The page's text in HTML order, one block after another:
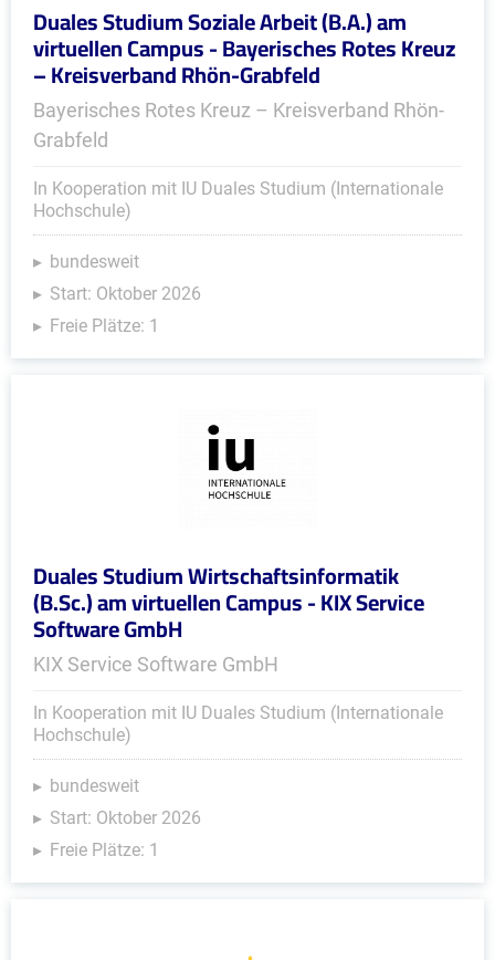
Duales Studium Soziale Arbeit (B.A.) am
virtuellen Campus - Bayerisches Rotes Kreuz
– Kreisverband Rhön-Grabfeld
Bayerisches Rotes Kreuz – Kreisverband Rhön-
Grabfeld
In Kooperation mit IU Duales Studium (Internationale
Hochschule)
bundesweit
Start: Oktober 2026
Freie Plätze: 1
Duales Studium Wirtschaftsinformatik
(B.Sc.) am virtuellen Campus - KIX Service
Software GmbH
KIX Service Software GmbH
In Kooperation mit IU Duales Studium (Internationale
Hochschule)
bundesweit
Start: Oktober 2026
Freie Plätze: 1